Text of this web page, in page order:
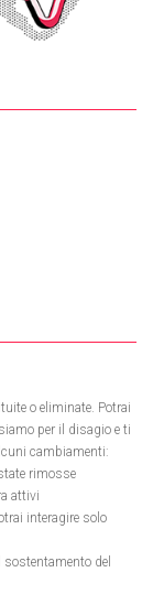
o eliminate. Potrai
per il disagio e ti
cambiamenti:
rimosse
attivi
interagire solo
sostentamento del